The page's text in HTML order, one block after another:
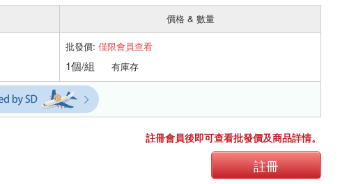
價格 & 數量
批發價: 僅限會員查看
1個/組 有庫存
註冊會員後即可查看批發價及商品詳情。
註冊